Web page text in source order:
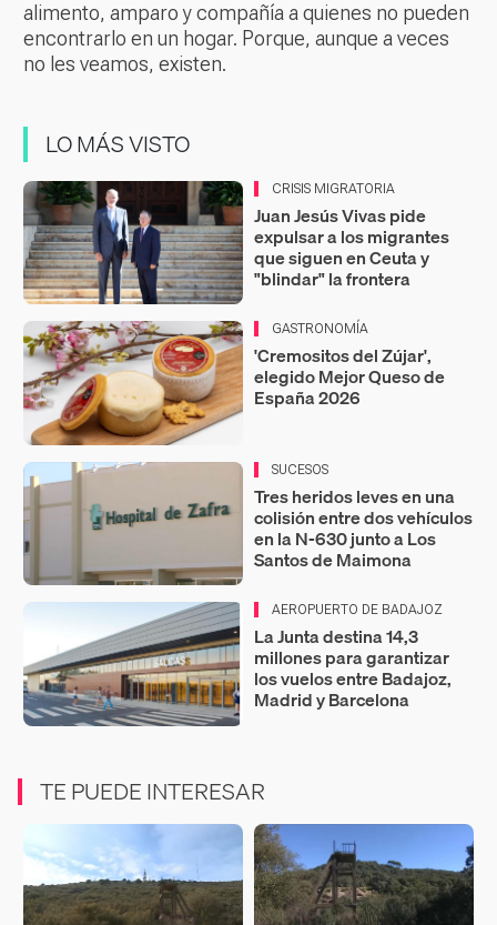
alimento, amparo y compañía a quienes no pueden
encontrarlo en un hogar. Porque, aunque a veces
no les veamos, existen.
LO MÁS VISTO
CRISIS MIGRATORIA
Juan Jesús Vivas pide
expulsar a los migrantes
que siguen en Ceuta y
"blindar" la frontera
GASTRONOMÍA
'Cremositos del Zújar',
elegido Mejor Queso de
España 2026
SUCESOS
Tres heridos leves en una
colisión entre dos vehículos
en la N-630 junto a Los
Santos de Maimona
AEROPUERTO DE BADAJOZ
La Junta destina 14,3
millones para garantizar
los vuelos entre Badajoz,
Madrid y Barcelona
TE PUEDE INTERESAR